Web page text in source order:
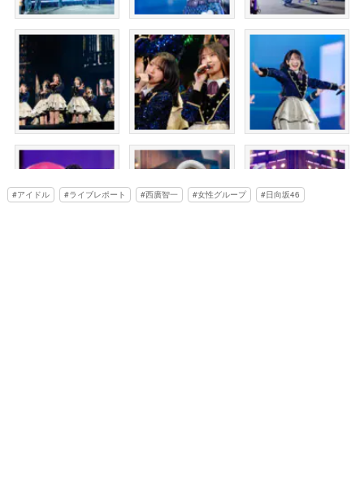
アイドル ライブレポート 西廣智一 女性グループ 日向坂46